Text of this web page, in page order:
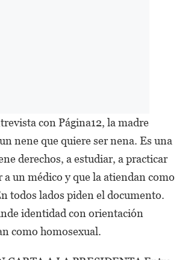
con Página12, la madre
nene que quiere ser nena. Es una
derechos, a estudiar, a practicar
a un médico y que la atiendan como
todos lados piden el documento.
identidad con orientación
como homosexual.